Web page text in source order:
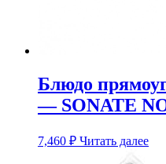
Блюдо
— SONATE
7,460 ₽ Читать далее